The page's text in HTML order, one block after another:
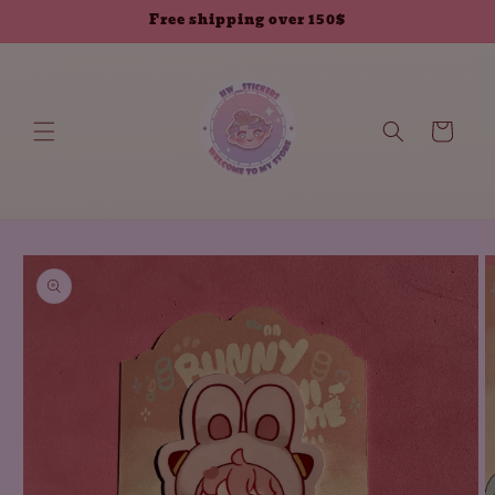
Free shipping over 150$
العربة
انتقل إلى
معلومات
المنتج